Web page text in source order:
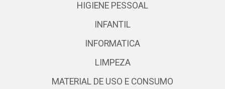
HIGIENE PESSOAL
INFANTIL
INFORMATICA
LIMPEZA
MATERIAL DE USO E CONSUMO